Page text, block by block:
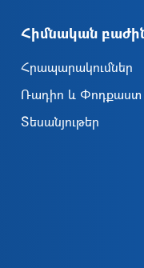
Հիմնական
Հրապարակումներ
Ռադիո և Փոդքաստ
Տեսանյութեր